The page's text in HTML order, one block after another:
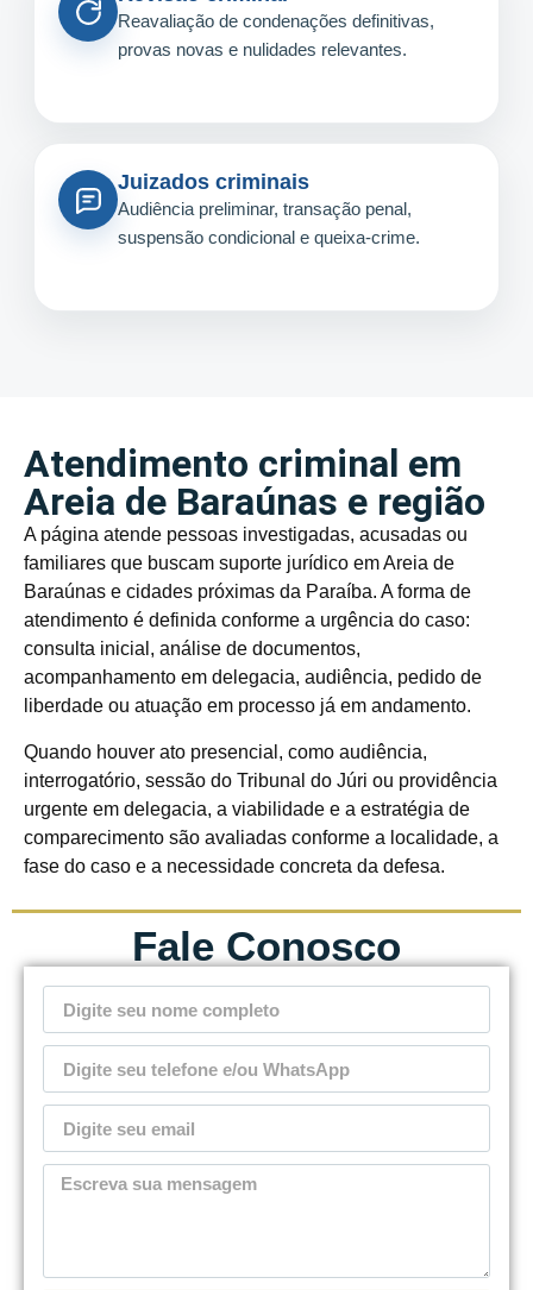
Reavaliação de condenações definitivas,
provas novas e nulidades relevantes.
Juizados criminais
Audiência preliminar, transação penal,
suspensão condicional e queixa-crime.
Atendimento criminal em
Areia de Baraúnas e região
A página atende pessoas investigadas, acusadas ou
familiares que buscam suporte jurídico em Areia de
Baraúnas e cidades próximas da Paraíba. A forma de
atendimento é definida conforme a urgência do caso:
consulta inicial, análise de documentos,
acompanhamento em delegacia, audiência, pedido de
liberdade ou atuação em processo já em andamento.
Quando houver ato presencial, como audiência,
interrogatório, sessão do Tribunal do Júri ou providência
urgente em delegacia, a viabilidade e a estratégia de
comparecimento são avaliadas conforme a localidade, a
fase do caso e a necessidade concreta da defesa.
Fale Conosco